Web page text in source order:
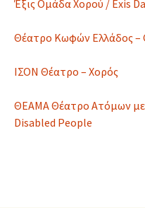
Έξις Ομάδα Χορού / Exis
Θέατρο Κωφών Ελλάδος –
ΙΣΟΝ Θέατρο – Χορός
ΘΕΑΜΑ Θέατρο Ατόμων
Disabled People